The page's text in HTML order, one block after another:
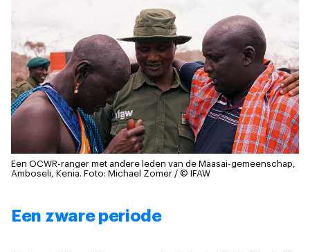
Een OCWR-ranger met andere leden van de Maasai-gemeenschap,
Amboseli, Kenia. Foto: Michael Zomer / © IFAW
Een zware periode